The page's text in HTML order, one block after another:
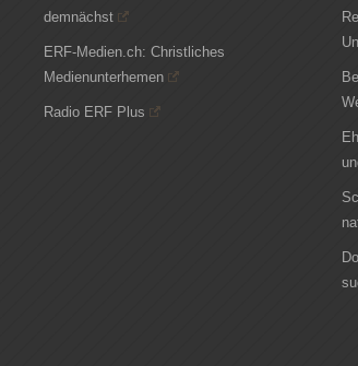
demnächst
ERF-Medien.ch: Christliches
Medienunterhemen
Radio ERF Plus